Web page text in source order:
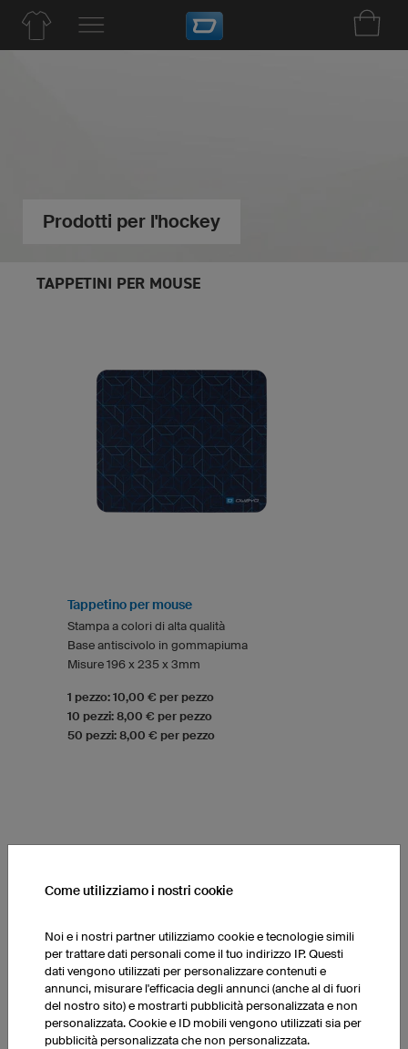
Prodotti per l'hockey
TAPPETINI PER MOUSE
Tappetino per mouse
Stampa a colori di alta qualità
Base antiscivolo in gommapiuma
Misure 196 x 235 x 3mm
1 pezzo: 10,00 € per pezzo
10 pezzi: 8,00 € per pezzo
50 pezzi: 8,00 € per pezzo
Maglie da hockey bambino Calze
Come utilizziamo i nostri cookie
Noi e i nostri partner utilizziamo cookie e tecnologie simili
per trattare dati personali come il tuo indirizzo IP. Questi
dati vengono utilizzati per personalizzare contenuti e
annunci, misurare l'efficacia degli annunci (anche al di fuori
del nostro sito) e mostrarti pubblicità personalizzata e non
personalizzata. Cookie e ID mobili vengono utilizzati sia per
pubblicità personalizzata che non personalizzata.